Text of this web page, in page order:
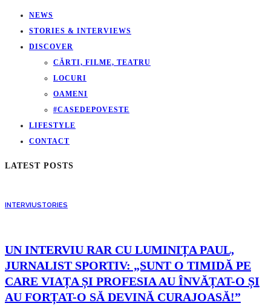
NEWS
STORIES & INTERVIEWS
DISCOVER
CĂRTI, FILME, TEATRU
LOCURI
OAMENI
#CASEDEPOVESTE
LIFESTYLE
CONTACT
LATEST POSTS
INTERVIUSTORIES
UN INTERVIU RAR CU LUMINIȚA PAUL,
JURNALIST SPORTIV: „SUNT O TIMIDĂ PE
CARE VIAȚA ȘI PROFESIA AU ÎNVĂȚAT-O ȘI
AU FORȚAT-O SĂ DEVINĂ CURAJOASĂ!”